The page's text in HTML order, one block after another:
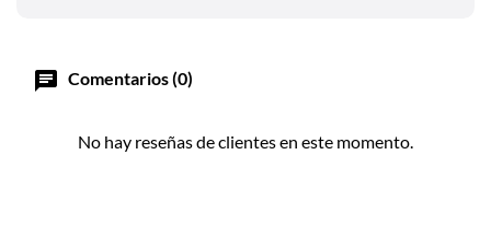
chat Comentarios (0)
No hay reseñas de clientes en este momento.